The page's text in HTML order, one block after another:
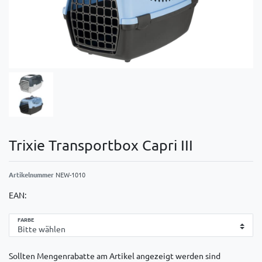
Trixie Transportbox Capri III
Artikelnummer NEW-1010
EAN:
FARBE
Sollten Mengenrabatte am Artikel angezeigt werden sind